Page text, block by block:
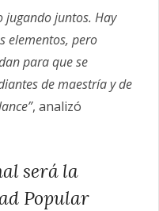
jugando juntos. Hay
elementos, pero
para que se
de maestría y de
, analizó
será la
Popular